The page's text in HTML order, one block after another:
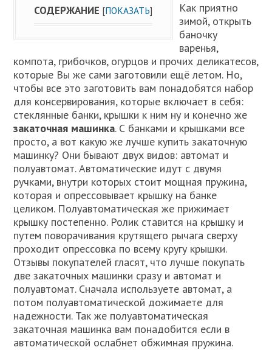
СОДЕРЖАНИЕ [ПОКАЗАТЬ]
Как приятно
зимой, открыть
баночку
варенья,
компота, грибочков, огурцов и прочих деликатесов,
которые Вы же сами заготовили ещё летом. Но,
чтобы все это заготовить вам понадобятся набор
для консервирования, которые включает в себя:
стеклянные банки, крышки к ним ну и конечно же
закаточная машинка. С банками и крышками все
просто, а вот какую же лучше купить закаточную
машинку? Они бывают двух видов: автомат и
полуавтомат. Автоматические идут с двумя
ручками, внутри которых стоит мощная пружина,
которая и опрессовывает крышку на банке
целиком. Полуавтоматическая же прижимает
крышку постепенно. Ролик ставится на крышку и
путем поворачивания крутящего рычага сверху
проходит опрессовка по всему кругу крышки.
Отзывы покупателей гласят, что лучше покупать
две закаточных машинки сразу и автомат и
полуавтомат. Сначала используете автомат, а
потом полуавтоматической дожимаете для
надежности. Так же полуавтоматическая
закаточная машинка вам понадобится если в
автоматической ослабнет обжимная пружина.